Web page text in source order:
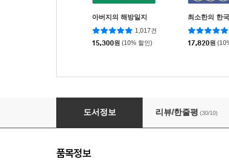
아버지의 해방일지
1,017건
15,300원 (10% 할인)
최소한의 한
17,820원
헤어진 이들은 홍콩에서 다시 만난다
도서정보 리뷰/한줄평 (30/10)
품목정보